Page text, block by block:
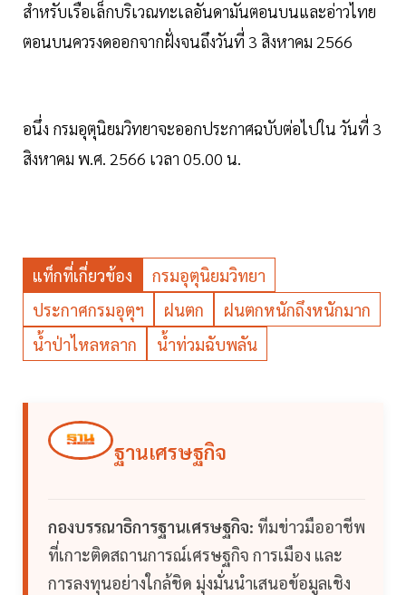
สำหรับเรือเล็กบริเวณทะเลอันดามันตอนบนและอ่าวไทย
ตอนบนควรงดออกจากฝั่งจนถึงวันที่ 3 สิงหาคม 2566
อนึ่ง กรมอุตุนิยมวิทยาจะออกประกาศฉบับต่อไปใน วันที่ 3
สิงหาคม พ.ศ. 2566 เวลา 05.00 น.
แท็กที่เกี่ยวข้อง
กรมอุตุนิยมวิทยา
ประกาศกรมอุตุฯ
ฝนตก
ฝนตกหนักถึงหนักมาก
น้ำป่าไหลหลาก
น้ำท่วมฉับพลัน
ฐานเศรษฐกิจ
กองบรรณาธิการฐานเศรษฐกิจ: ทีมข่าวมืออาชีพ
ที่เกาะติดสถานการณ์เศรษฐกิจ การเมือง และ
การลงทุนอย่างใกล้ชิด มุ่งมั่นนำเสนอข้อมูลเชิง